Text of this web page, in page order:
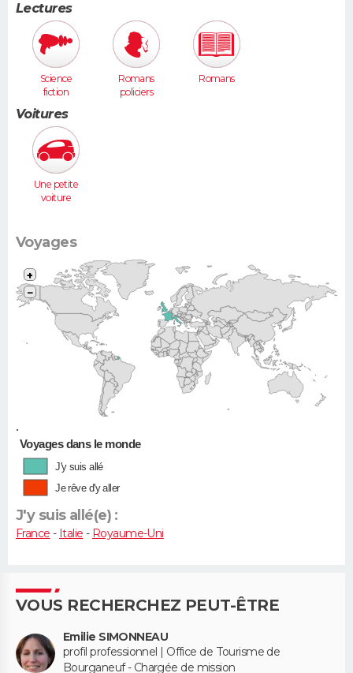
Lectures
Science
fiction
Romans
policiers
Romans
Voitures
Une petite
voiture
Voyages
•
+
−
Voyages dans le monde
J'y suis allé
Je rêve d'y aller
J'y suis allé(e) :
France - Italie - Royaume-Uni
VOUS RECHERCHEZ PEUT-ÊTRE
Emilie SIMONNEAU
profil professionnel | Office de Tourisme de
Bourganeuf - Chargée de mission